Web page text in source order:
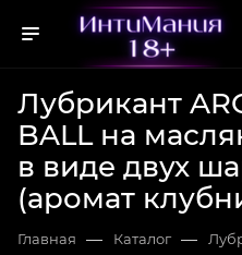
Лубрикант
BALL на
в виде двух
(аромат
Главная — Каталог —